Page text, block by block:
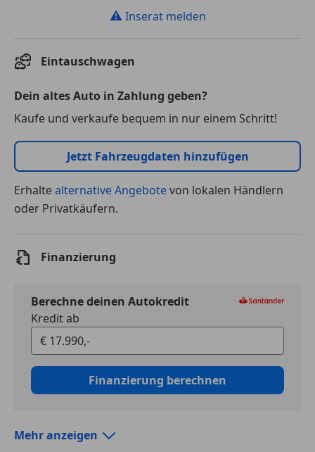
⚠ Inserat melden
Eintauschwagen
Dein altes Auto in Zahlung geben?
Kaufe und verkaufe bequem in nur einem Schritt!
Jetzt Fahrzeugdaten hinzufügen
Erhaltealternative Angebotevon lokalen Händlern
oder Privatkäufern.
Finanzierung
Berechne deinen Autokredit
Kredit ab
Finanzierung berechnen
Mehr anzeigen